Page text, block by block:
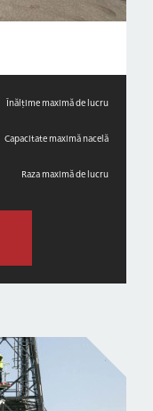
Înălțime maximă de lucru
Capacitate maximă nacelă
Raza maximă de lucru